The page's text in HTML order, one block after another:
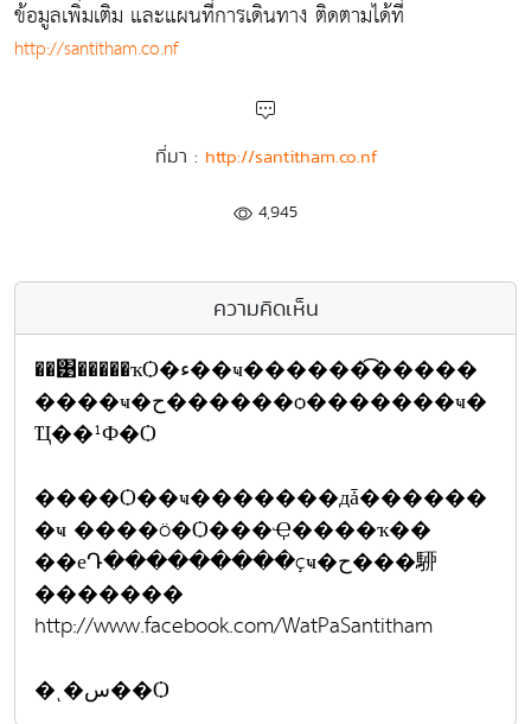
ข้อมูลเพิ่มเติม และแผนที่การเดินทาง ติดตามได้ที่
http://santitham.co.nf
ที่มา : http://santitham.co.nf
4,945
ความคิดเห็น
��͹�����ҡѺ�ء��ҹ������͡�����
����ҹ�ح������ѻ�������ҹ�
Ҵ��¹Ф�Ѻ
����Ѻ��ҹ�������дǡ������
�ҹ ����ö�Ѻ���Ҿ����ҡ��
��еԴ���������çҹ�ح���駵
�������
http://www.facebook.com/WatPaSantitham
�ͺ�س��Ѻ